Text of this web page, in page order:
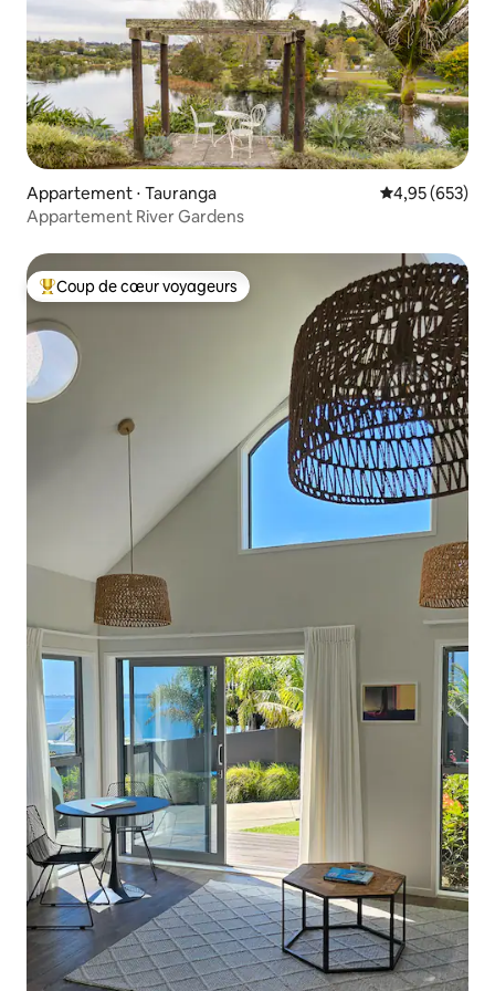
Appartement ⋅ Tauranga Évaluation
4,95 (653)
Appartement River Gardens
Coups de cœur voyageurs les plus appréciés
Coup de cœur voyageurs